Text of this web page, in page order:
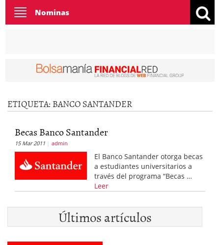
Toggle
navigation
Nominas
ETIQUETA: BANCO SANTANDER
Becas Banco Santander
15 Mar 2011 admin
El Banco Santander otorga becas
a estudiantes universitarios a
través del programa “Becas …
Leer
Últimos artículos